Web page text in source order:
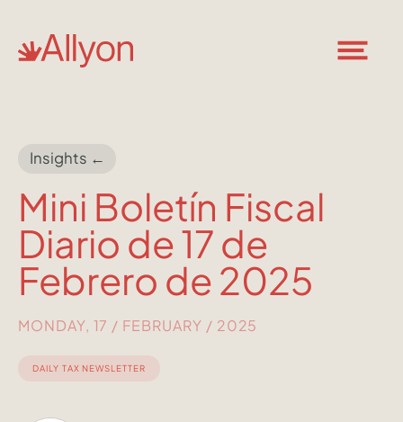
Insights ←
Mini Boletín Fiscal
Diario de 17 de
Febrero de 2025
MONDAY, 17 / FEBRUARY / 2025
DAILY TAX NEWSLETTER